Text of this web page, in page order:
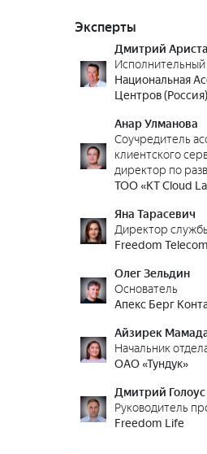
Эксперты
Дмитрий
Национальная
Центров (Россия)
Анар Улманова
Соучредитель
клиентского
директор по
ТОО «KT Cloud
Яна Тарасевич
Директор
Freedom
Олег Зельдин
Основатель
Апекс Берг
Айзирек
Начальник
ОАО «Тундук»
Дмитрий Голоус
Руководитель
Freedom Life